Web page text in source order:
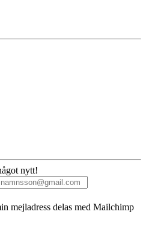
nytt!
mejladress delas med Mailchimp